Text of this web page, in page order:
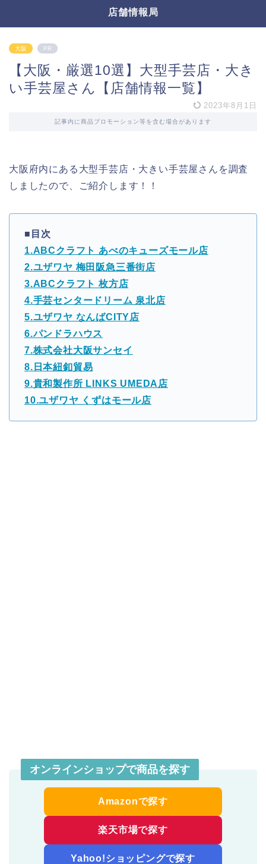
店舗情報局
大阪 PR
【大阪・厳選10選】大型手芸店・大き
い手芸屋さん【店舗情報一覧】
2023年8月1日
記事内に商品プロモーション等を含む場合があります
大阪府内にある大型手芸店・大きい手芸屋さんを調査
しましたので、ご紹介します！！
■目次
1.ABCクラフト あべのキューズモール店
2.ユザワヤ 梅田阪急三番街店
3.ABCクラフト 枚方店
4.手芸センタードリーム 泉北店
5.ユザワヤ なんばCITY店
6.パンドラハウス
7.株式会社大阪サンセイ
8.日本紐釦貿易
9.貴和製作所 LINKS UMEDA店
10.ユザワヤ くずはモール店
オンラインショップで商品を探す
Amazonで探す
楽天市場で探す
Yahoo!ショッピングで探す